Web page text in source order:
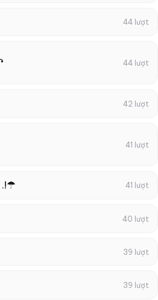
44 lượt
44 lượt
42 lượt
41 lượt
.!☂ 41 lượt
40 lượt
39 lượt
39 lượt